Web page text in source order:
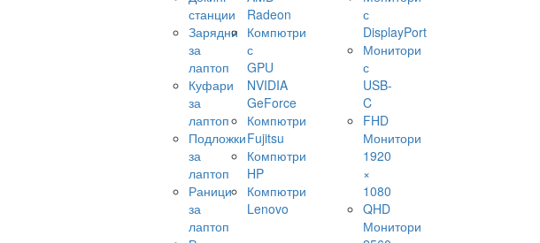
станции
Зарядни
за
лаптоп
Куфари
за
лаптоп
Подложки
за
лаптоп
Раници
за
лаптоп
Radeon
Компютри
с
GPU
NVIDIA
GeForce
Компютри
Fujitsu
Компютри
HP
Компютри
Lenovo
с
DisplayPort
Монитори
с
USB-
C
FHD
Монитори
1920
×
1080
QHD
Монитори